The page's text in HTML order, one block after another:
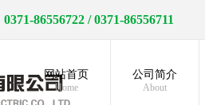
0371-86556722 / 0371-86556711
网站首页
Home
公司简介
About